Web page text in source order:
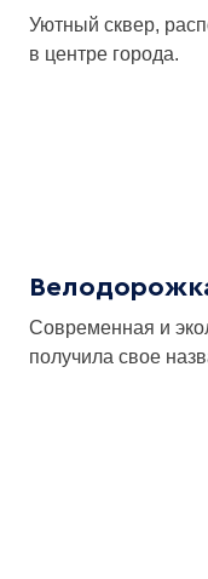
Уютный сквер,
в центре города.
Современная и
получила свое